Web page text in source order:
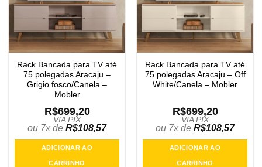
Rack Bancada para TV até
75 polegadas Aracaju –
Grigio fosco/Canela –
Mobler
R$699,20
VIA PIX
ou 7x de R$108,57
ADICIONAR AO
CARRINHO
Rack Bancada para TV até
75 polegadas Aracaju – Off
White/Canela – Mobler
R$699,20
VIA PIX
ou 7x de R$108,57
ADICIONAR AO
CARRINHO